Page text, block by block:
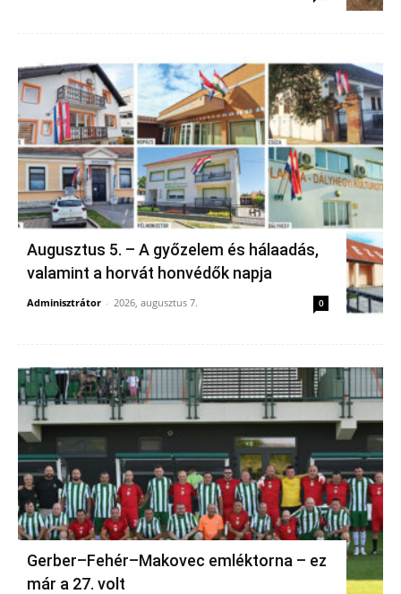
Augusztus 5. – A győzelem és hálaadás,
valamint a horvát honvédők napja
Adminisztrátor - 2026, augusztus 7. 0
Gerber–Fehér–Makovec emléktorna – ez
már a 27. volt